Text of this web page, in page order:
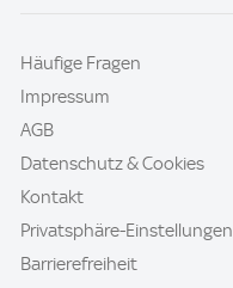
Häufige Fragen
Impressum
AGB
Datenschutz & Cookies
Kontakt
Privatsphäre-Einstellungen
Barrierefreiheit